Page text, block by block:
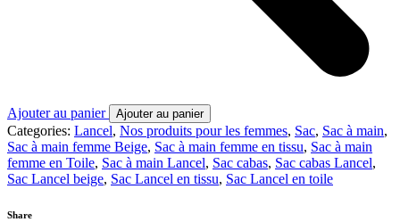
Ajouter au panier Ajouter au panier
Categories: Lancel, Nos produits pour les femmes, Sac, Sac à main,
Sac à main femme Beige, Sac à main femme en tissu, Sac à main
femme en Toile, Sac à main Lancel, Sac cabas, Sac cabas Lancel,
Sac Lancel beige, Sac Lancel en tissu, Sac Lancel en toile
Share